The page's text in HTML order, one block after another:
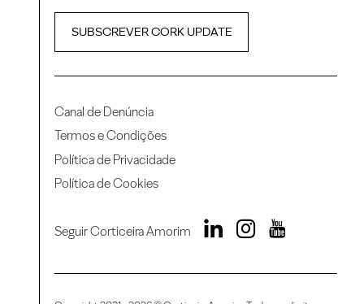
SUBSCREVER CORK UPDATE
Canal de Denúncia
Termos e Condições
Política de Privacidade
Política de Cookies
Seguir Corticeira Amorim